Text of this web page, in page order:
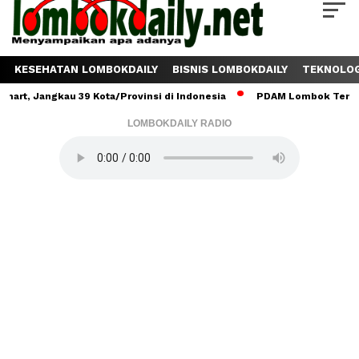
KESEHATAN LOMBOKDAILY BISNIS LOMBOKDAILY
39 Kota/Provinsi di Indonesia PDAM Lombok Tengah
LOMBOKDAILY RADIO